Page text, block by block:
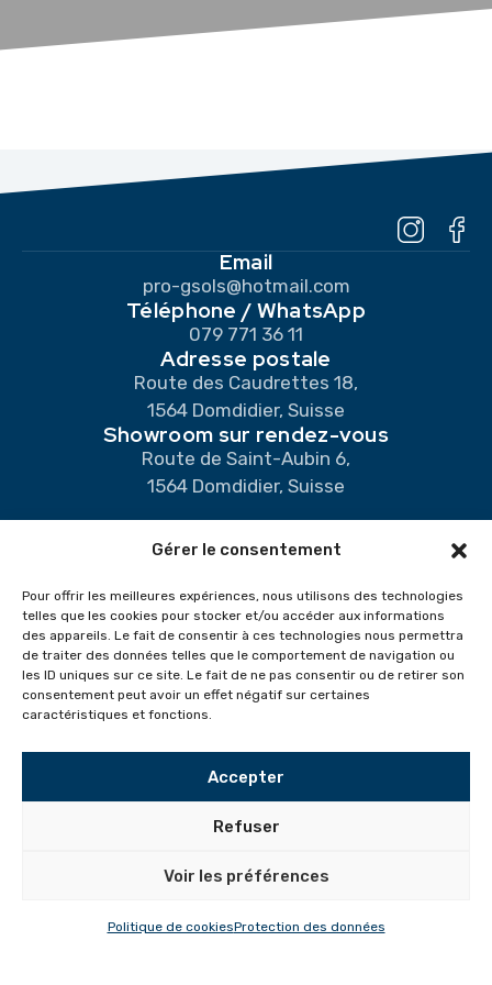
Gérer le consentement
Pour offrir les meilleures expériences, nous utilisons des technologies
telles que les cookies pour stocker et/ou accéder aux informations
des appareils. Le fait de consentir à ces technologies nous permettra
de traiter des données telles que le comportement de navigation ou
les ID uniques sur ce site. Le fait de ne pas consentir ou de retirer son
consentement peut avoir un effet négatif sur certaines
caractéristiques et fonctions.
Accepter
Refuser
Voir les préférences
Politique de cookiesProtection des données
Email
pro-gsols@hotmail.com
Téléphone / WhatsApp
079 771 36 11
Adresse postale
Route des Caudrettes 18,
1564 Domdidier, Suisse
Showroom sur rendez-vous
Route de Saint-Aubin 6,
1564 Domdidier, Suisse
Votre artisan
parqueteur pour
rénover et construire
durablement.